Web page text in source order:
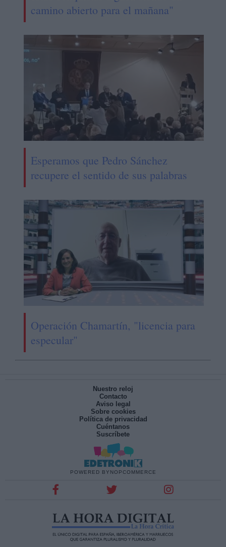
camino abierto para el mañana"
Esperamos que Pedro Sánchez
recupere el sentido de sus palabras
Operación Chamartín, "licencia para
especular"
Nuestro reloj
Contacto
Aviso legal
Sobre cookies
Política de privacidad
Cuéntanos
Suscríbete
POWERED BY NOPCOMMERCE